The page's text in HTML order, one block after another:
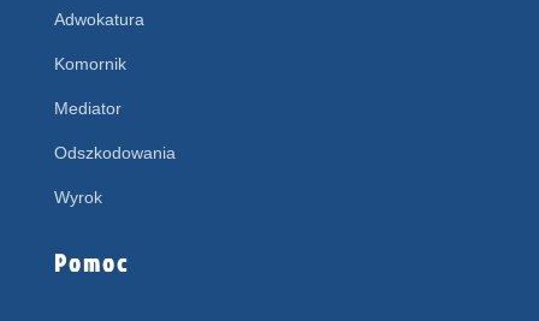
Adwokatura
Komornik
Mediator
Odszkodowania
Wyrok
Pomoc